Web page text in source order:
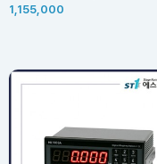
1,155,000